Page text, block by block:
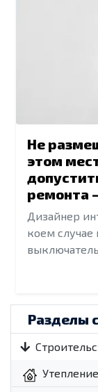
Не
этом
ремонта
Дизайнер
коем случае
Разделы